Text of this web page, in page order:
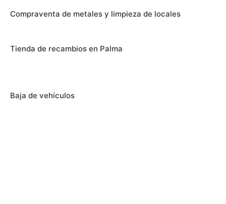
Compraventa de metales y limpieza de locales
Tienda de recambios en Palma
Baja de vehículos